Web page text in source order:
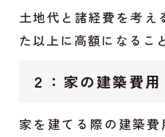
土地代と諸経費を考え
た以上に高額になるこ
２：家の建築費用
家を建てる際の建築